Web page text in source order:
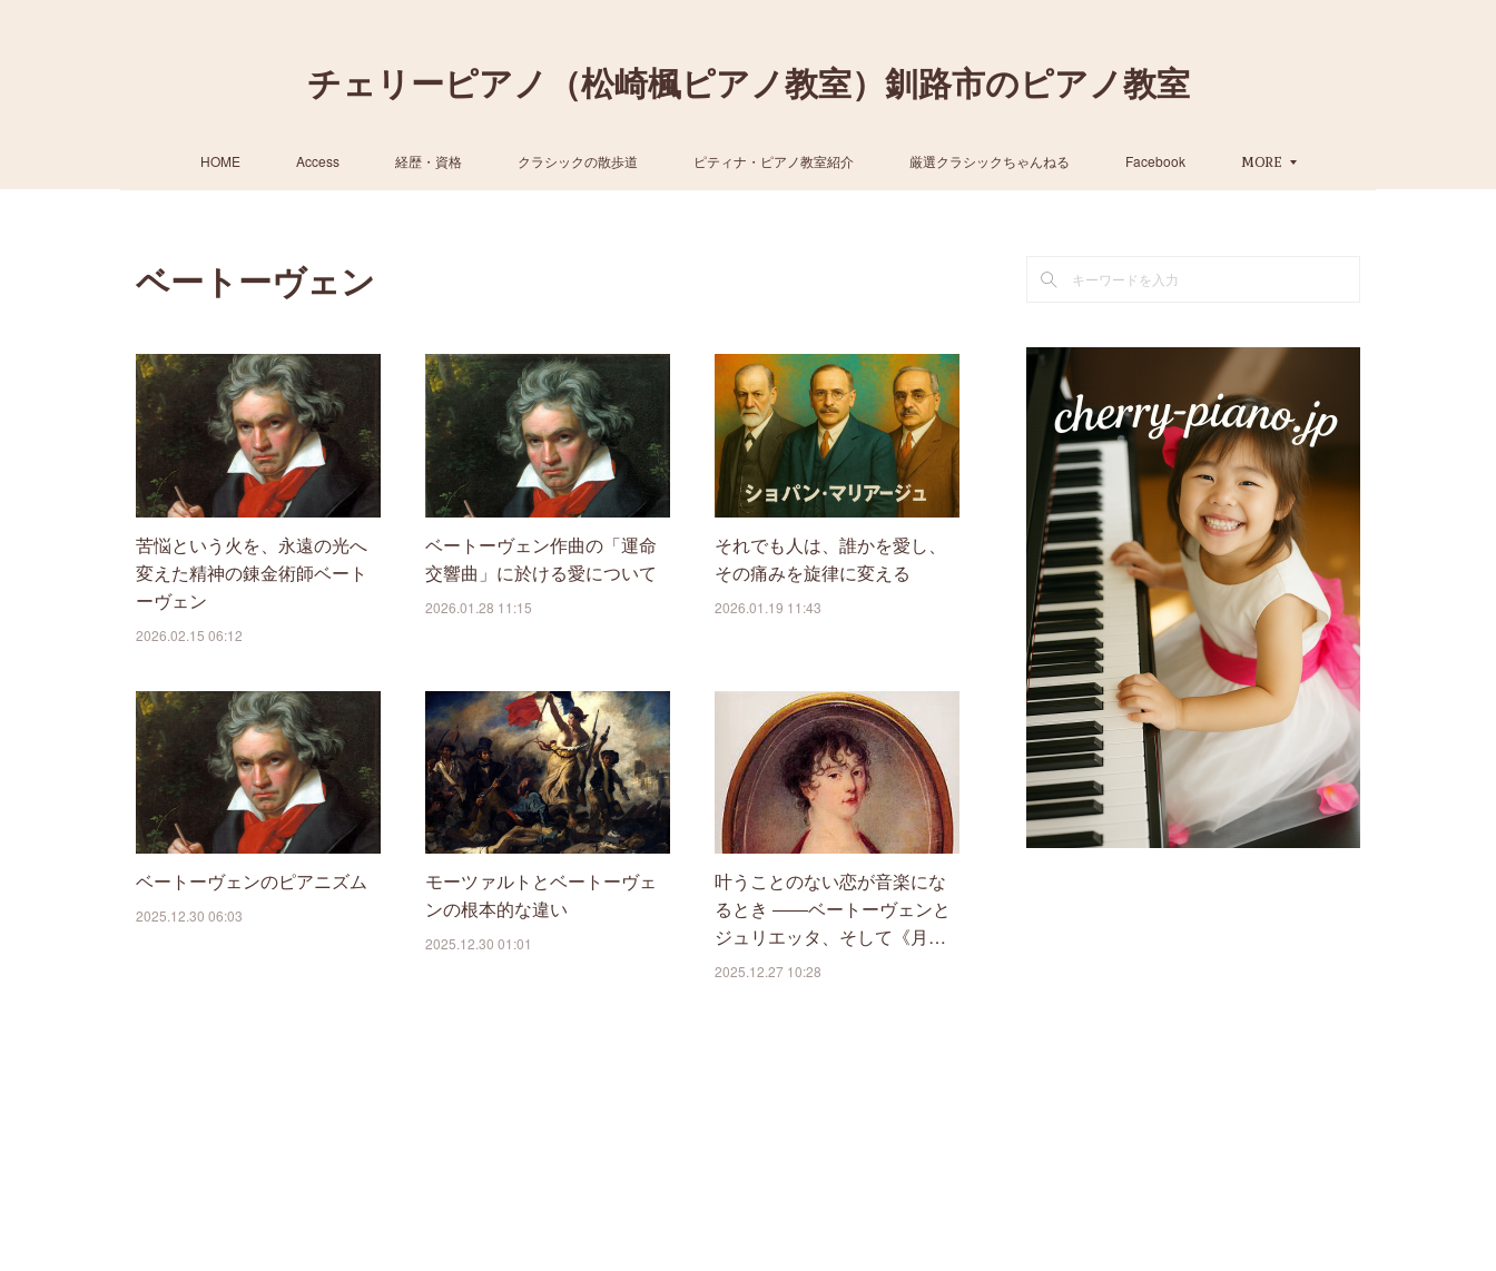
チェリーピアノ（松崎楓ピアノ教室）釧路市のピアノ教室
HOME Access 経歴・資格 クラシックの散歩道 ピティナ・ピアノ教室紹介 厳選クラシックちゃんねる Facebook MORE
ベートーヴェン
苦悩という火を、永遠の光へ
変えた精神の錬金術師ベート
ーヴェン
2026.02.15 06:12
ベートーヴェン作曲の「運命
交響曲」に於ける愛について
2026.01.28 11:15
それでも人は、誰かを愛し、
その痛みを旋律に変える
2026.01.19 11:43
ベートーヴェンのピアニズム
2025.12.30 06:03
モーツァルトとベートーヴェ
ンの根本的な違い
2025.12.30 01:01
叶うことのない恋が音楽にな
るとき ――ベートーヴェンと
ジュリエッタ、そして《月…
2025.12.27 10:28